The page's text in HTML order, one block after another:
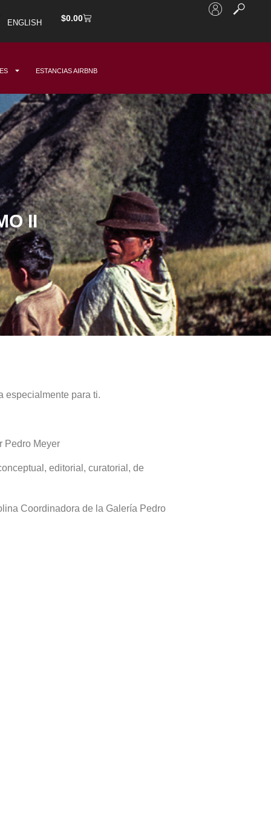
ENGLISH $0.00
ESTANCIAS AIRBNB
II
especialmente para ti.
Pedro Meyer
editorial, curatorial, de
Coordinadora de la Galería Pedro